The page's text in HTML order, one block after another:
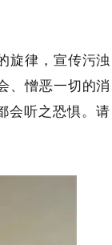
旋律，宣传污浊
、憎恶一切的消
会听之恐惧。请